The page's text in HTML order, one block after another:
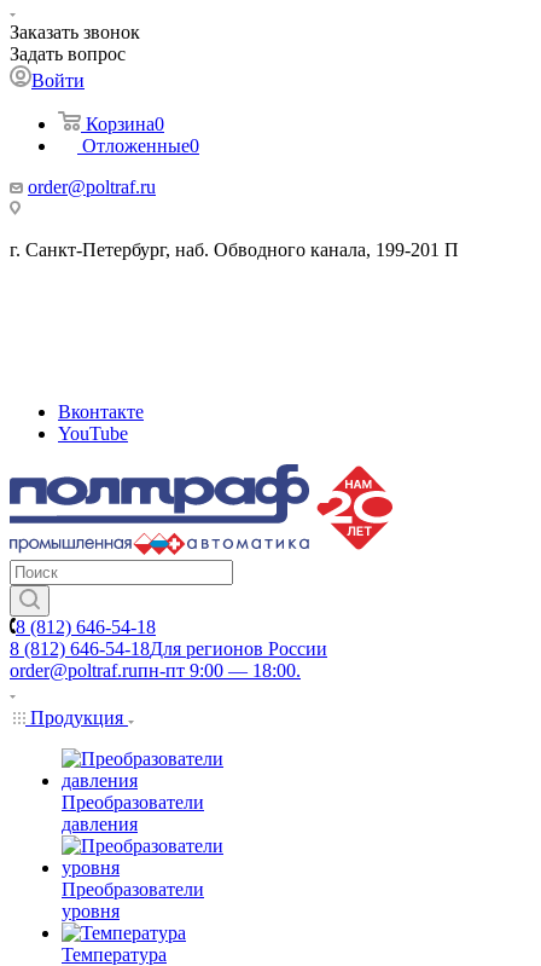
Заказать звонок
Задать вопрос
Войти
Корзина0
Отложенные0
order@poltraf.ru
г. Санкт-Петербург, наб. Обводного канала, 199-201 П
Вконтакте
YouTube
8 (812) 646-54-18
8 (812) 646-54-18Для регионов России
order@poltraf.ruпн-пт 9:00 — 18:00.
Продукция
Преобразователи
давления
Преобразователи
уровня
Температура